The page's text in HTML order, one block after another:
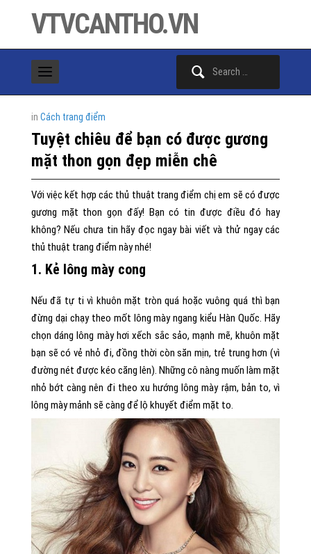
VTVCANTHO.VN
in Cách trang điểm
Tuyệt chiêu để bạn có được gương
mặt thon gọn đẹp miễn chê
Với việc kết hợp các thủ thuật trang điểm chị em sẽ có được
gương mặt thon gọn đấy! Bạn có tin được điều đó hay
không? Nếu chưa tin hãy đọc ngay bài viết và thử ngay các
thủ thuật trang điểm này nhé!
1. Kẻ lông mày cong
Nếu đã tự ti vì khuôn mặt tròn quá hoặc vuông quá thì bạn
đừng dại chạy theo mốt lông mày ngang kiểu Hàn Quốc. Hãy
chọn dáng lông mày hơi xếch sắc sảo, mạnh mẽ, khuôn mặt
bạn sẽ có vẻ nhỏ đi, đồng thời còn săn mịn, trẻ trung hơn (vì
đường nét được kéo căng lên). Những cô nàng muốn làm mặt
nhỏ bớt càng nên đi theo xu hướng lông mày rậm, bản to, vì
lông mày mảnh sẽ càng để lộ khuyết điểm mặt to.